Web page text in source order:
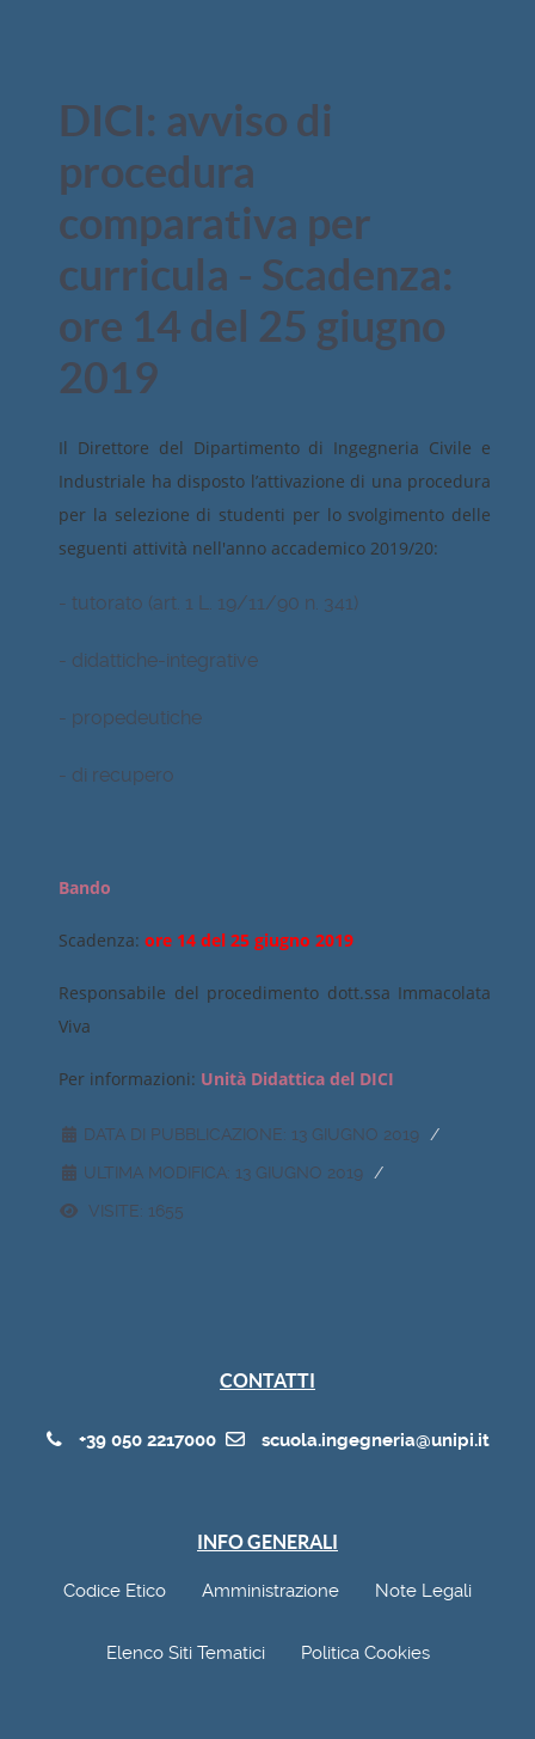
DICI: avviso di
procedura
comparativa per
curricula - Scadenza:
ore 14 del 25 giugno
2019
Il Direttore del Dipartimento di Ingegneria Civile e
Industriale ha disposto l’attivazione di una procedura
per la selezione di studenti per lo svolgimento delle
seguenti attività nell'anno accademico 2019/20:
- tutorato (art. 1 L. 19/11/90 n. 341)
- didattiche-integrative
- propedeutiche
- di recupero
Bando
Scadenza: ore 14 del 25 giugno 2019
Responsabile del procedimento dott.ssa Immacolata
Viva
Per informazioni: Unità Didattica del DICI
DATA DI PUBBLICAZIONE: 13 GIUGNO 2019
ULTIMA MODIFICA: 13 GIUGNO 2019
VISITE: 1655
CONTATTI
INFO GENERALI
+39 050 2217000 scuola.ingegneria@unipi.it
Codice Etico Amministrazione Note Legali
Elenco Siti Tematici Politica Cookies